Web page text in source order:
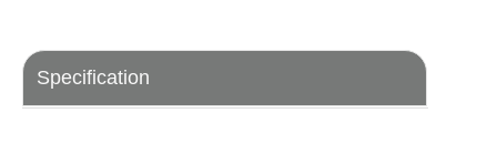
Specification